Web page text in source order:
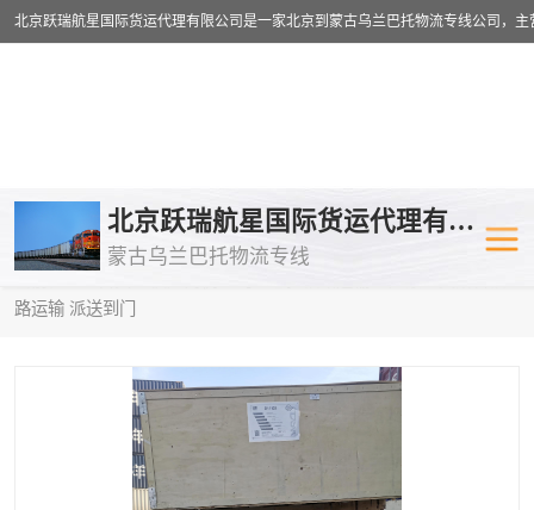
北京跃瑞航星国际货运代理有限公司
蒙古乌兰巴托物流专线
路运输 派送到门
乌兰巴托物流专线 乌兰巴托铁
乌兰巴托公路运输
中欧班列
蒙古乌兰巴托双清包税
蒙古乌兰巴托空运专线
蒙古乌兰巴托汽运专线